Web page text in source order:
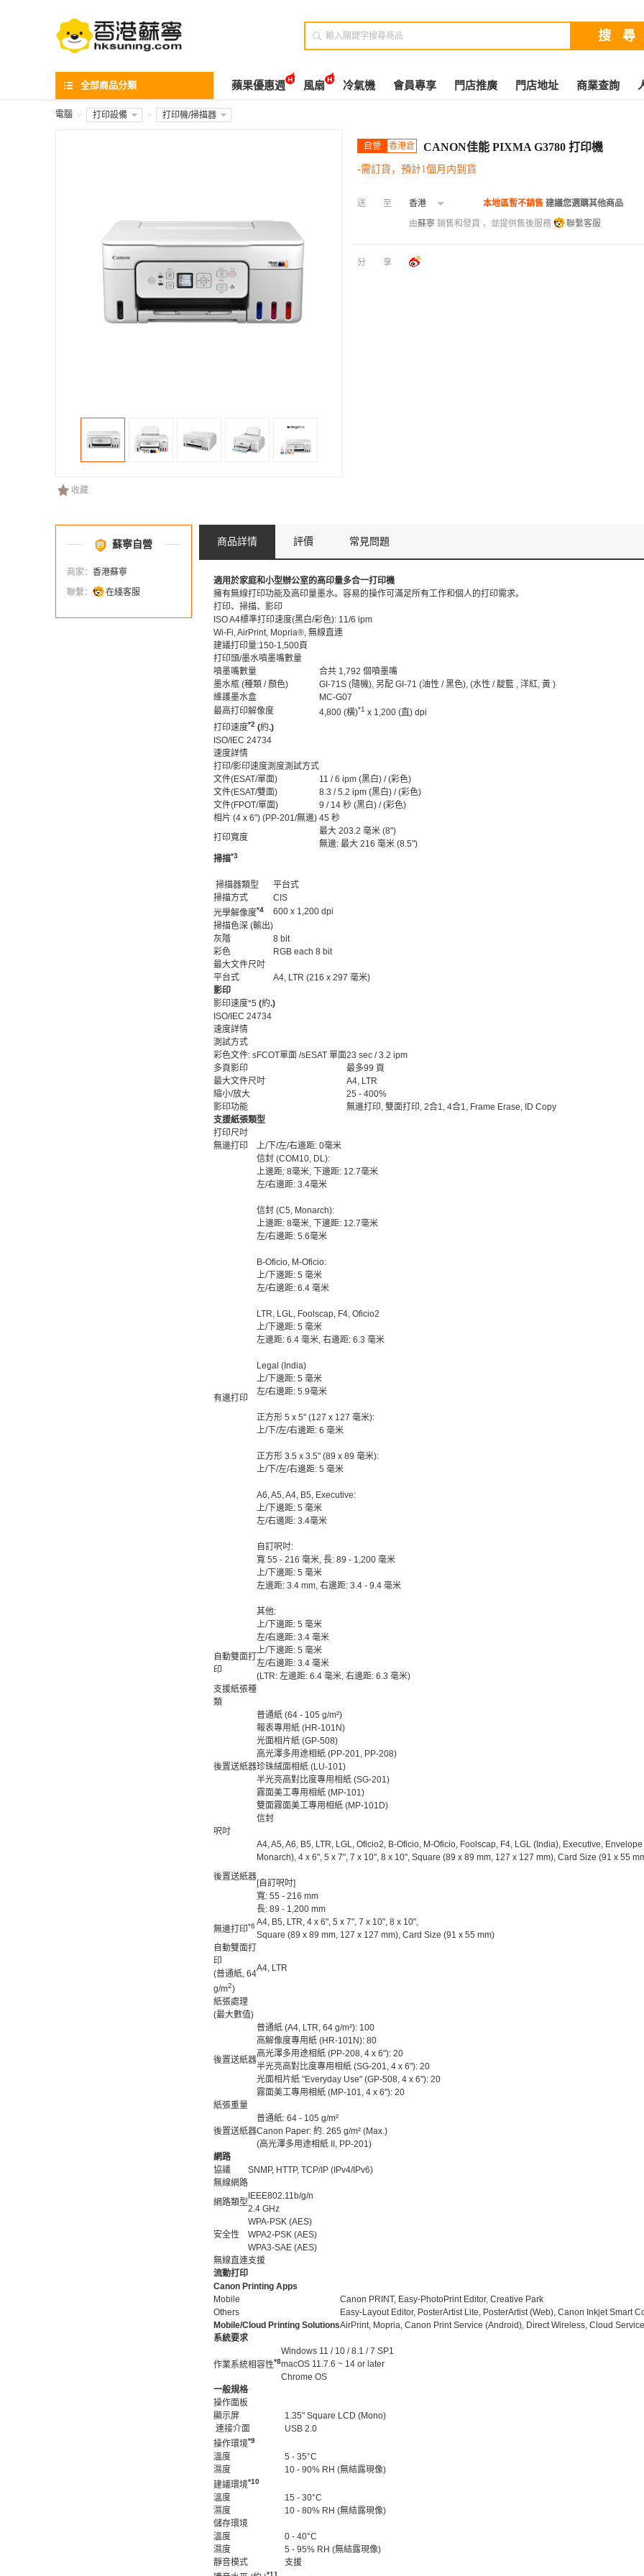

全部商品分類 蘋果優惠週 風扇 冷氣機 會員專享 門店推廣 門店地址 商業查詢
電腦 > 打印設備 > 打印機/掃描器
收藏
自營 香港倉 CANON佳能 PIXMA G3780 打印機
-需訂貨，預計1個月内到貨
送至 香港 本地區暫不銷售 建議您選購其他商品
由蘇寧 銷售和發貨 ，並提供售後服務 聯繫客服
分享
蘇寧自營
商家： 香港蘇寧
聯繫：
在綫客服
商品詳情 評價 常見問題
適用於家庭和小型辦公室的高印量多合一打印機
擁有無線打印功能及高印量墨水。容易的操作可滿足所有工作和個人的打印需求。
打印、掃描、影印
ISO A4標準打印速度(黑白/彩色): 11/6 ipm
Wi-Fi, AirPrint, Mopria®, 無線直連
建議打印量:150-1,500頁
打印頭/墨水噴墨嘴數量
噴墨嘴數量
合共 1,792 個噴墨嘴
墨水瓶 (種類 / 顏色)
GI-71S (隨機), 另配 GI-71 (油性 / 黑色), (水性 / 靛藍 , 洋紅, 黃 )
維護墨水盒
MC-G07
最高打印解像度
4,800 (橫)*1 x 1,200 (直) dpi
打印速度*2 (約.)
ISO/IEC 24734
速度詳情
打印/影印速度測度測試方式
文件(ESAT/單面)
11 / 6 ipm (黑白) / (彩色)
文件(ESAT/雙面)
8.3 / 5.2 ipm (黑白) / (彩色)
文件(FPOT/單面)
9 / 14 秒 (黑白) / (彩色)
相片 (4 x 6") (PP-201/無邊) 45 秒
打印寬度
最大 203.2 毫米 (8")
無邊: 最大 216 毫米 (8.5")
掃描*3
掃描器類型
平台式
掃描方式
CIS
光學解像度*4
600 x 1,200 dpi
掃描色深 (輸出)
灰階
8 bit
彩色
RGB each 8 bit
最大文件尺吋
平台式
A4, LTR (216 x 297 毫米)
影印
影印速度*5 (約.)
ISO/IEC 24734
速度詳情
測試方式
彩色文件: sFCOT單面 /sESAT 單面23 sec / 3.2 ipm
多頁影印
最多99 頁
最大文件尺吋
A4, LTR
縮小/放大
25 - 400%
影印功能
無邊打印, 雙面打印, 2合1, 4合1, Frame Erase, ID Copy
支援紙張類型
打印尺吋
無邊打印
上/下/左/右邊距: 0毫米
有邊打印
信封 (COM10, DL):
上邊距: 8毫米, 下邊距: 12.7毫米
左/右邊距: 3.4毫米
信封 (C5, Monarch):
上邊距: 8毫米, 下邊距: 12.7毫米
左/右邊距: 5.6毫米
B-Oficio, M-Oficio:
上/下邊距: 5 毫米
左/右邊距: 6.4 毫米
LTR, LGL, Foolscap, F4, Oficio2
上/下邊距: 5 毫米
左邊距: 6.4 毫米, 右邊距: 6.3 毫米
Legal (India)
上/下邊距: 5 毫米
左/右邊距: 5.9毫米
正方形 5 x 5" (127 x 127 毫米):
上/下/左/右邊距: 6 毫米
正方形 3.5 x 3.5" (89 x 89 毫米):
上/下/左/右邊距: 5 毫米
A6, A5, A4, B5, Executive:
上/下邊距: 5 毫米
左/右邊距: 3.4毫米
自訂呎吋:
寬 55 - 216 毫米, 長: 89 - 1,200 毫米
上/下邊距: 5 毫米
左邊距: 3.4 mm, 右邊距: 3.4 - 9.4 毫米
其他:
上/下邊距: 5 毫米
左/右邊距: 3.4 毫米
自動雙面打
印
上/下邊距: 5 毫米
左/右邊距: 3.4 毫米
(LTR: 左邊距: 6.4 毫米, 右邊距: 6.3 毫米)
支援紙張種
類
後置送紙器
普通紙 (64 - 105 g/m²)
報表專用紙 (HR-101N)
光面相片紙 (GP-508)
高光澤多用途相紙 (PP-201, PP-208)
珍珠絨面相紙 (LU-101)
半光亮高對比度專用相紙 (SG-201)
霧面美工專用相紙 (MP-101)
雙面霧面美工專用相紙 (MP-101D)
信封
呎吋
後置送紙器
A4, A5, A6, B5, LTR, LGL, Oficio2, B-Oficio, M-Oficio, Foolscap, F4, LGL (India), Executive,
Monarch), 4 x 6", 5 x 7", 7 x 10", 8 x 10", Square (89 x 89 mm, 127 x 127 mm), Card Size (91 x 55
[自訂呎吋]
寬: 55 - 216 mm
長: 89 - 1,200 mm
無邊打印*6 A4, B5, LTR, 4 x 6", 5 x 7", 7 x 10", 8 x 10",
Square (89 x 89 mm, 127 x 127 mm), Card Size (91 x 55 mm)
自動雙面打
印
(普通紙, 64
g/m2)
A4, LTR
紙張處理
(最大數值)
後置送紙器
普通紙 (A4, LTR, 64 g/m²): 100
高解像度專用紙 (HR-101N): 80
高光澤多用途相紙 (PP-208, 4 x 6"): 20
半光亮高對比度專用相紙 (SG-201, 4 x 6"): 20
光面相片紙 "Everyday Use" (GP-508, 4 x 6"): 20
霧面美工專用相紙 (MP-101, 4 x 6"): 20
紙張重量
後置送紙器
普通紙: 64 - 105 g/m²
Canon Paper: 約. 265 g/m² (Max.)
(高光澤多用途相紙 II, PP-201)
網路
協議
SNMP, HTTP, TCP/IP (IPv4/IPv6)
無線網路
網路類型
IEEE802.11b/g/n
2.4 GHz
安全性
WPA-PSK (AES)
WPA2-PSK (AES)
WPA3-SAE (AES)
無線直連支援
流動打印
Canon Printing Apps
Mobile
Canon PRINT, Easy-PhotoPrint Editor, Creative Park
Others
Easy-Layout Editor, PosterArtist Lite, PosterArtist (Web), Canon Inkjet Smart
Mobile/Cloud Printing SolutionsAirPrint, Mopria, Canon Print Service (Android), Direct Wireless, Cloud Service
系統要求
作業系統相容性*8
Windows 11 / 10 / 8.1 / 7 SP1
macOS 11.7.6 ~ 14 or later
Chrome OS
一般規格
操作面板
顯示屏
1.35" Square LCD (Mono)
連接介面
USB 2.0
操作環境*9
溫度
5 - 35°C
濕度
10 - 90% RH (無結露現像)
建議環境*10
溫度
15 - 30°C
濕度
10 - 80% RH (無結露現像)
儲存環境
溫度
0 - 40°C
濕度
5 - 95% RH (無結露現像)
靜音模式
支援
*11